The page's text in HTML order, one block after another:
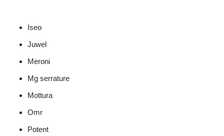
Iseo
Juwel
Meroni
Mg serrature
Mottura
Omr
Potent